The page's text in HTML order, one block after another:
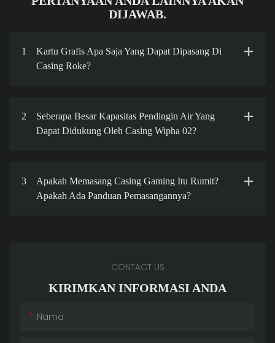
DIJAWAB.
1
Kartu Grafis Apa Saja Yang Dapat Dipasang Di
Casing Roke?
2
Seberapa Besar Kapasitas Pendingin Air Yang
Dapat Didukung Oleh Casing Wipha 02?
3
Apakah Memasang Casing Gaming Itu Rumit?
Apakah Ada Panduan Pemasangannya?
CONTACT US
KIRIMKAN INFORMASI ANDA
Nama